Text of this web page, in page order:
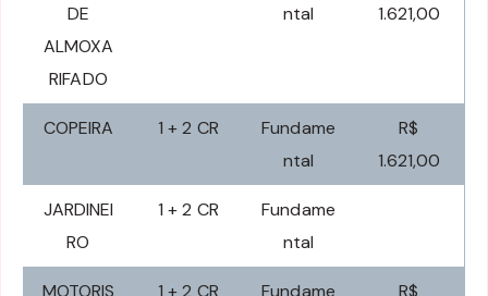
DE
ALMOXA
RIFADO
ntal
1.621,00
COPEIRA 1 + 2 CR
Fundame
ntal
R$
1.621,00
JARDINEI
RO
1 + 2 CR
Fundame
ntal
MOTORIS 1 + 2 CR Fundame R$